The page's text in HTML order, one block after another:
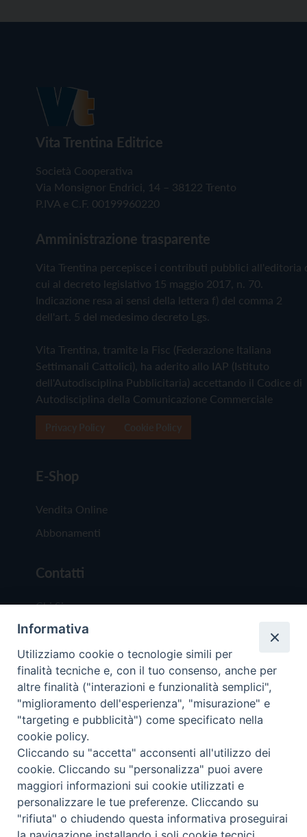
Vita Trentina Editrice
Società Cooperativa
Via Monsignor Endrici, 14 – 38122 Trento
P.IVA e C.F. 00199960220
Amministrazione trasparente
Vita Trentina percepisce i contributi pubblici all'editoria
cui al decreto legislativo 15 maggio 2017, n. 70.
Indicazione resa ai sensi della lettera f) del comma 2
dell'art. 5 del medesimo decreto Lgs.
Vita Trentina, tramite la Fisc (Federazione Italiana
Settimanali Cattolici), ha aderito allo IAP (Istituto
dell'Autodisciplina Pubblicitaria) accettando il Codice di
Autodisciplina della Comunicazione Commerciale
E-Shop
Vendita Online
Abbonamenti
Contatti
Chi Siamo
Redazione
Scrivici
Copyright © 2019 - Tutti i diritti riservati - Vita
Trentina Editrice
Privacy Policy
Torna
Informativa
Utilizziamo cookie o tecnologie simili per
finalità tecniche e, con il tuo consenso, anche per
altre finalità ("interazioni e funzionalità semplici",
"miglioramento dell'esperienza", "misurazione" e
"targeting e pubblicità") come specificato nella
cookie policy.
Cliccando su "accetta" acconsenti all'utilizzo dei
cookie. Cliccando su "personalizza" puoi avere
maggiori informazioni sui cookie utilizzati e
personalizzare le tue preferenze. Cliccando su
"rifiuta" o chiudendo questa informativa proseguirai